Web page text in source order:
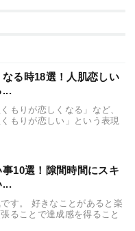
る時18選！人肌恋しい
...
もりが恋しくなる」など、
もりが恋しい」という表現
10選！隙間時間にスキ
...
す。 好きなことがあると楽
ることで達成感を得ること